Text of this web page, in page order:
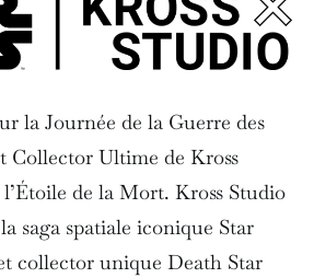
la Journée de la Guerre des
Collector Ultime de Kross
de la Mort. Kross Studio
saga spatiale iconique Star
collector unique Death Star